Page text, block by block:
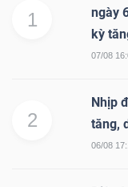
1
ngày
kỳ
07/08
2
Nhịp
tăng,
06/08
KHỎE